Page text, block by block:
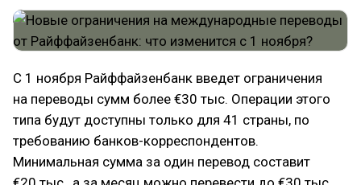
C 1 ноября Райффайзенбанк введет ограничения
на переводы сумм более €30 тыс. Операции этого
типа будут доступны только для 41 страны, по
требованию банков-корреспондентов.
Минимальная сумма за один перевод составит